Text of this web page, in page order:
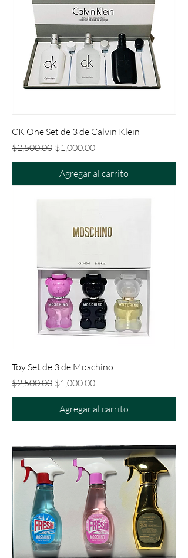
CK One Set de 3 de Calvin Klein
Precio
$2,500.00 Precio de oferta
$1,000.00
Agregar al carrito
Toy Set de 3 de Moschino
Precio
$2,500.00 Precio de oferta
$1,000.00
Agregar al carrito